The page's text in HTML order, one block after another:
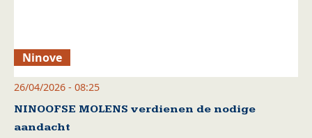
Ninove
26/04/2026 - 08:25
NINOOFSE MOLENS verdienen de nodige
aandacht